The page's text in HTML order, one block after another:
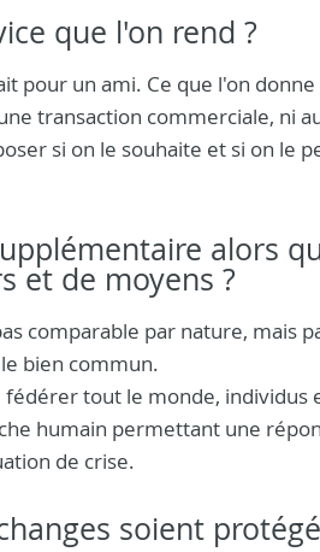
que l'on rend ?
pour un ami. Ce que l'on
transaction commerciale, ni
si on le souhaite et si on le
alors
et de moyens ?
pas comparable par nature,
bien commun.
tout le monde, individus
humain permettant une
de crise.
soient